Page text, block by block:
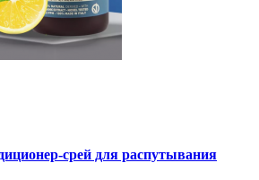
срей для распутывания